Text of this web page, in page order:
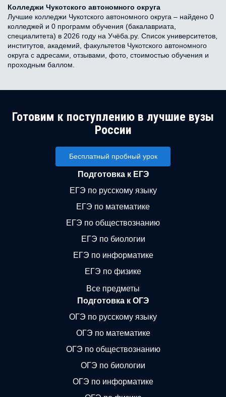
Колледжи Чукотского автономного округа
Лучшие колледжи Чукотского автономного округа – найдено 0
колледжей и 0 программ обучения (бакалавриата,
специалитета) в 2026 году на Учёба.ру. Список университетов,
институтов, академий, факультетов Чукотского автономного
округа с адресами, отзывами, фото, стоимостью обучения и
проходным баллом.
Готовим к поступлению в лучшие вузы
России
Бесплатный пробный урок
Подготовка к ЕГЭ
ЕГЭ по русскому языку
ЕГЭ по математике
ЕГЭ по обществознанию
ЕГЭ по биологии
ЕГЭ по информатике
ЕГЭ по физике
Все предметы
Подготовка к ОГЭ
ОГЭ по русскому языку
ОГЭ по математике
ОГЭ по обществознанию
ОГЭ по биологии
ОГЭ по информатике